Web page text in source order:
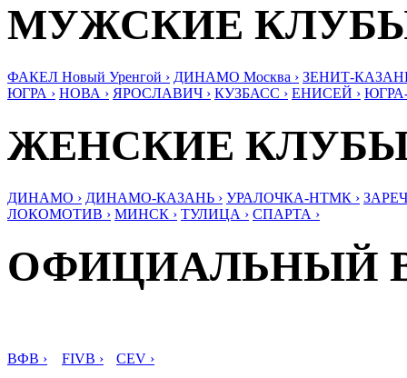
МУЖСКИЕ
ФАКЕЛ Новый Уренгой › ДИНАМО Москва › ЗЕНИТ-
ЮГРА › НОВА › ЯРОСЛАВИЧ › КУЗБАСС › ЕНИСЕЙ ›
ЖЕНСКИЕ
ДИНАМО › ДИНАМО-КАЗАНЬ › УРАЛОЧКА-НТМК ›
ЛОКОМОТИВ › МИНСК › ТУЛИЦА › СПАРТА ›
ОФИЦИАЛЬНЫЙ
ВФВ › FIVB › CEV ›